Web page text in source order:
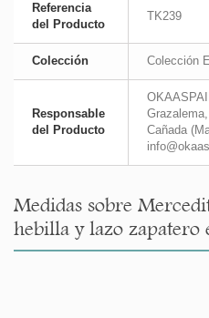
Referencia
del Producto
TK239
Colección Colección
Responsable
del Producto
Cañada
Medidas sobre
hebilla y lazo zapatero